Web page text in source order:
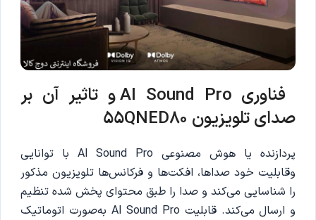
فناوری AI Sound Proو تاثیر آن بر
صدای تلویزیون 55QNED80
پردازنده یا هوش مصنوعی Al Sound Pro با توانایی
وقابلیت خود صداها، افکت‌ها و فرکانس‌ها تلویزیون مذکور
را شناسایی می‌کند و صدا را طبق محتوای پخش شده تنظیم
و ارسال می‌کند. قابلیت AI Sound Pro به‌صورت اتوماتیک